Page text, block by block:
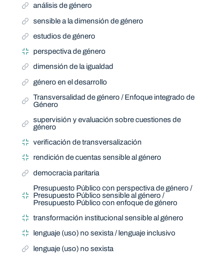
análisis de género
sensible a la dimensión de género
estudios de género
perspectiva de género
dimensión de la igualdad
género en el desarrollo
Transversalidad de género / Enfoque integrado de
Género
supervisión y evaluación sobre cuestiones de
género
verificación de transversalización
rendición de cuentas sensible al género
democracia paritaria
Presupuesto Público con perspectiva de género /
Presupuesto Público sensible al género /
Presupuesto Público con enfoque de género
transformación institucional sensible al género
lenguaje (uso) no sexista / lenguaje inclusivo
lenguaje (uso) no sexista